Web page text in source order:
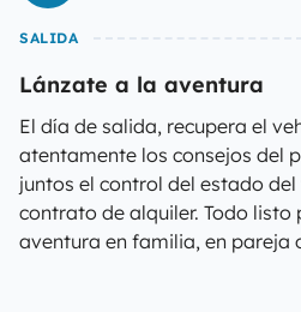
SALIDA
Lánzate a la aventura
El día de salida, recupera el
atentamente los consejos del
juntos el control del estado
contrato de alquiler. Todo
aventura en familia, en pareja